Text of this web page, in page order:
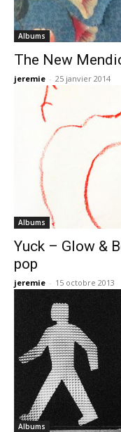
Albums
The New
jeremie - 25 janvier 2014
Albums
Yuck – Glow &
pop
jeremie - 15 octobre 2013
Albums